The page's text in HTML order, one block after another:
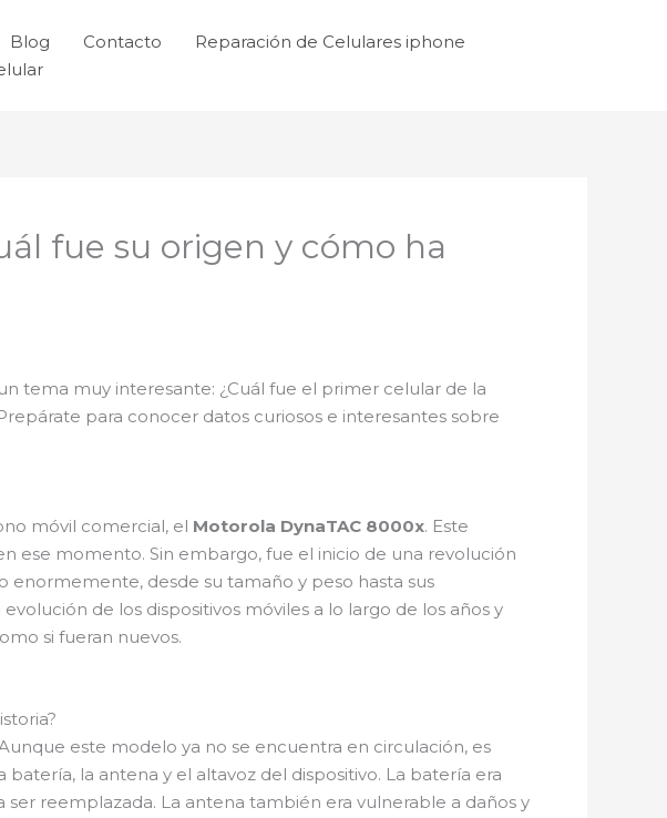
Blog Contacto
Reparación de Celulares iphone
fue su origen y cómo ha
tema muy interesante: ¿Cuál fue el primer celular de la
para conocer datos curiosos e interesantes sobre
móvil comercial, el Motorola DynaTAC 8000x. Este
ese momento. Sin embargo, fue el inicio de una revolución
enormemente, desde su tamaño y peso hasta sus
de los dispositivos móviles a lo largo de los años y
si fueran nuevos.
este modelo ya no se encuentra en circulación, es
batería, la antena y el altavoz del dispositivo. La batería era
reemplazada. La antena también era vulnerable a daños y